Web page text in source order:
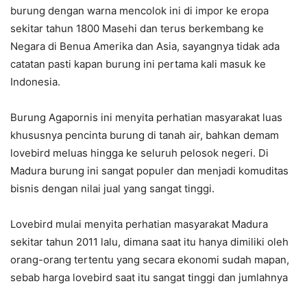
burung dengan warna mencolok ini di impor ke eropa
sekitar tahun 1800 Masehi dan terus berkembang ke
Negara di Benua Amerika dan Asia, sayangnya tidak ada
catatan pasti kapan burung ini pertama kali masuk ke
Indonesia.
Burung Agapornis ini menyita perhatian masyarakat luas
khususnya pencinta burung di tanah air, bahkan demam
lovebird meluas hingga ke seluruh pelosok negeri. Di
Madura burung ini sangat populer dan menjadi komuditas
bisnis dengan nilai jual yang sangat tinggi.
Lovebird mulai menyita perhatian masyarakat Madura
sekitar tahun 2011 lalu, dimana saat itu hanya dimiliki oleh
orang-orang tertentu yang secara ekonomi sudah mapan,
sebab harga lovebird saat itu sangat tinggi dan jumlahnya